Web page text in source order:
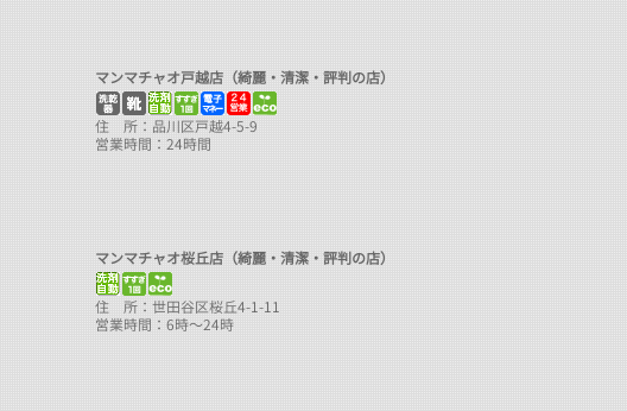
マンマチャオ戸越店（綺麗・清潔・評判の店）
住 所：品川区戸越4-5-9
営業時間：24時間
マンマチャオ桜丘店（綺麗・清潔・評判の店）
住 所：世田谷区桜丘4-1-11
営業時間：6時～24時